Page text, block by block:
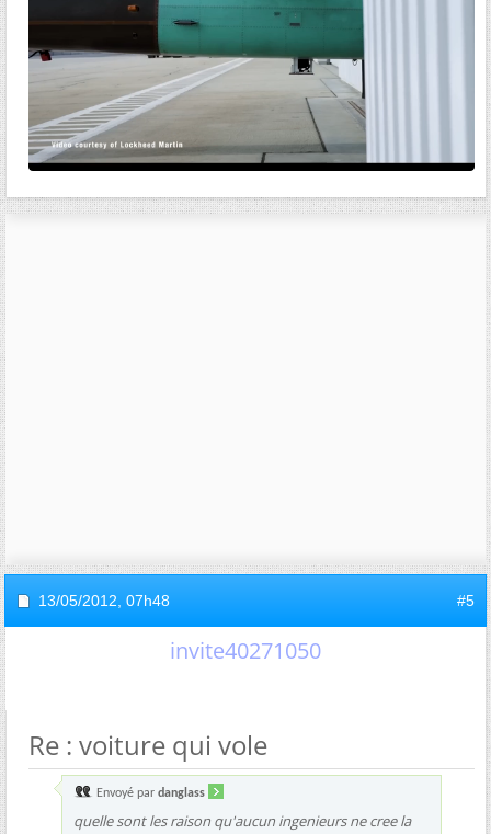
13/05/2012, 07h48 #5
invite40271050
Re : voiture qui vole
Envoyé par danglass
quelle sont les raison qu'aucun ingenieurs ne cree la